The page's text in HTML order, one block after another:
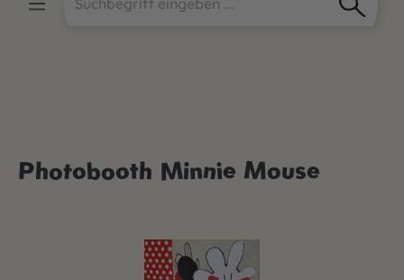
Photobooth Minnie Mouse